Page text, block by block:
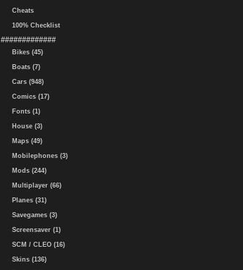
Cheats
100% Checklist
#############
Bikes (45)
Boats (7)
Cars (948)
Comics (17)
Fonts (1)
House (3)
Maps (49)
Mobilephones (3)
Mods (244)
Multiplayer (66)
Planes (31)
Savegames (3)
Screensaver (1)
SCM / CLEO (16)
Skins (136)